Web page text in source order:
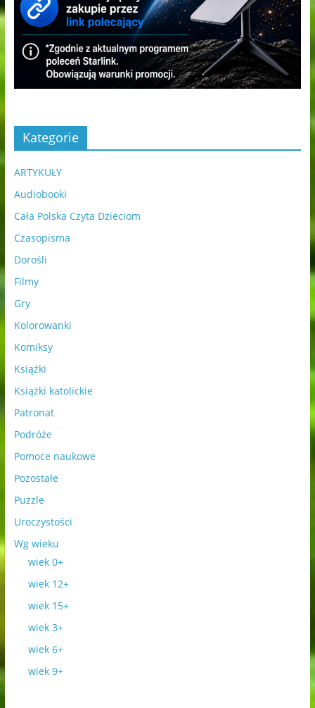
Kategorie
ARTYKUŁY
Audiobooki
Cała Polska Czyta Dzieciom
Czasopisma
Dorośli
Filmy
Gry
Kolorowanki
Komiksy
Książki
Książki katolickie
Patronat
Podróże
Pomoce naukowe
Pozostałe
Puzzle
Uroczystości
Wg wieku
wiek 0+
wiek 12+
wiek 15+
wiek 3+
wiek 6+
wiek 9+